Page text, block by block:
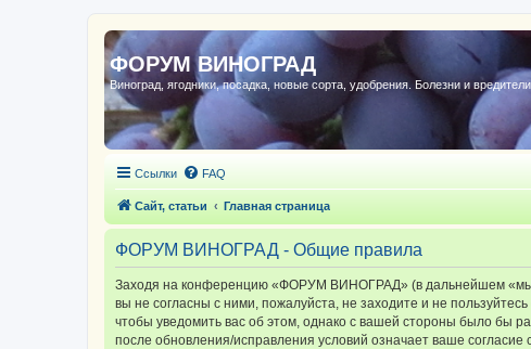
ФОРУМ ВИНОГРАД
Виноград, ягодники, посадка, новые сорта, удобрения. Болезни и
Ссылки FAQ
Сайт, статьи Главная страница
ФОРУМ ВИНОГРАД - Общие правила
Заходя на конференцию «ФОРУМ ВИНОГРАД» (в дальнейшем
вы не согласны с ними, пожалуйста, не заходите и не
чтобы уведомить вас об этом, однако с вашей стороны было бы
после обновления/исправления условий означает ваше согласие